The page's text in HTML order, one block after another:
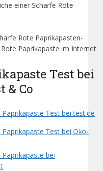
einer Scharfe Rote
Rote Paprikapasten-
Paprikapaste im Internet
Test bei
& Co
Paprikapaste Test bei test.de
Paprikapaste Test bei Öko-
bei